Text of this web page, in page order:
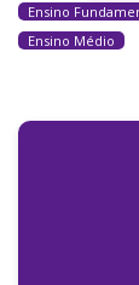
Ensino
Ensino Médio